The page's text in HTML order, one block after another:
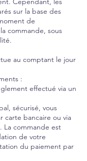
sur la base des
de
commande, sous
au comptant le jour
:
effectué via un
sécurisé, vous
carte bancaire ou via
La commande est
de votre
du paiement par